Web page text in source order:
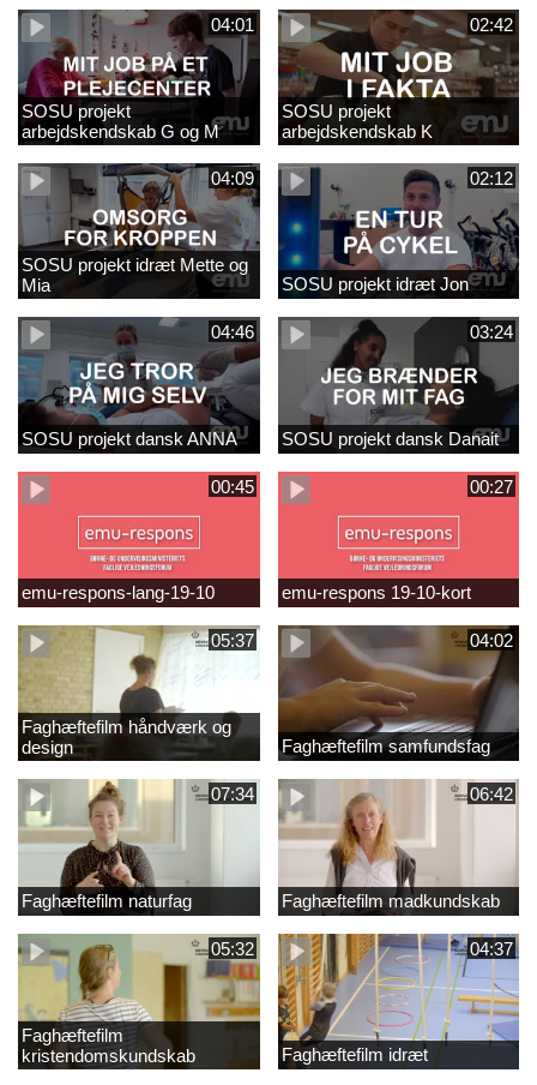
04:01
SOSU projekt
arbejdskendskab G og M
02:42
SOSU projekt
arbejdskendskab K
04:09
SOSU projekt idræt Mette og
Mia
02:12
SOSU projekt idræt Jon
04:46
SOSU projekt dansk ANNA
03:24
SOSU projekt dansk Danait
00:45
emu-respons-lang-19-10
00:27
emu-respons 19-10-kort
05:37
Faghæftefilm håndværk og
design
04:02
Faghæftefilm samfundsfag
07:34
Faghæftefilm naturfag
06:42
Faghæftefilm madkundskab
05:32
Faghæftefilm
kristendomskundskab
04:37
Faghæftefilm idræt